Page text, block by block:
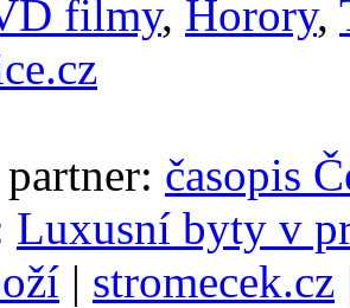
filmy, Horory,
časopis
Luxusní byty v
| stromecek.cz